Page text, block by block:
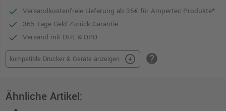
Versandkostenfreie Lieferung ab 35€ für Ampertec Produkte*
365 Tage Geld-Zurück-Garantie
Versand mit DHL & DPD
kompatible Drucker & Geräte anzeigen arrow_circle_down help
Ähnliche Artikel: